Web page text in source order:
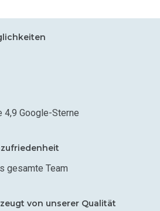
4,9 Google-Sterne
gesamte Team
von unserer Qualität